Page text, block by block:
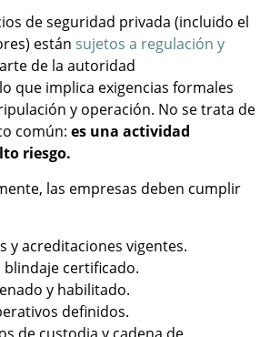
de seguridad privada (incluido el
están sujetos a regulación y
de la autoridad
que implica exigencias formales
y operación. No se trata de
común: es una actividad
riesgo.
las empresas deben cumplir
y acreditaciones vigentes.
blindaje certificado.
y habilitado.
definidos.